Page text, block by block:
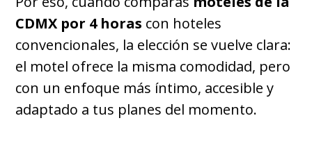
CDMX por 4 horas con hoteles
convencionales, la elección se vuelve clara:
el motel ofrece la misma comodidad, pero
con un enfoque más íntimo, accesible y
adaptado a tus planes del momento.